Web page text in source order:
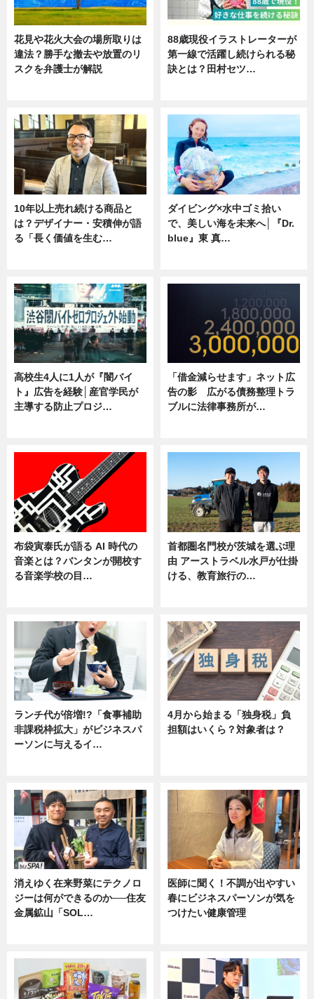
花見や花火大会の場所取りは
違法？勝手な撤去や放置のリ
スクを弁護士が解説
88歳現役イラストレーターが
第一線で活躍し続けられる秘
訣とは？田村セツ…
10年以上売れ続ける商品と
は？デザイナー・安積伸が語
る「長く価値を生む…
ダイビング×水中ゴミ拾い
で、美しい海を未来へ│『Dr.
blue』東 真…
高校生4人に1人が『闇バイ
ト』広告を経験│産官学民が
主導する防止プロジ…
「借金減らせます」ネット広
告の影 広がる債務整理トラ
ブルに法律事務所が…
布袋寅泰氏が語る AI 時代の
音楽とは？バンタンが開校す
る音楽学校の目…
首都圏名門校が茨城を選ぶ理
由 アーストラベル水戸が仕掛
ける、教育旅行の…
ランチ代が倍増!?「食事補助
非課税枠拡大」がビジネスパ
ーソンに与えるイ…
4月から始まる「独身税」負
担額はいくら？対象者は？
消えゆく在来野菜にテクノロ
ジーは何ができるのか──住友
金属鉱山「SOL…
医師に聞く！不調が出やすい
春にビジネスパーソンが気を
つけたい健康管理